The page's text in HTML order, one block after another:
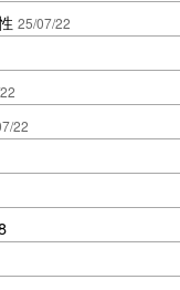
25/07/22
22